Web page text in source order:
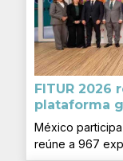
FITUR 2026
plataforma
México
reúne a 967